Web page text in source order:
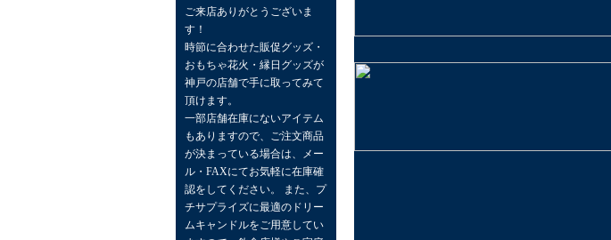
ご来店ありがとうございま
す！
時節に合わせた販促グッズ・
おもちゃ花火・縁日グッズが
神戸の店舗で手に取ってみて
頂けます。
一部店舗在庫にないアイテム
もありますので、ご注文商品
が決まっている場合は、メー
ル・FAXにてお気軽に在庫確
認をしてください。 また、プ
チサプライズに最適のドリー
ムキャンドルをご用意してい